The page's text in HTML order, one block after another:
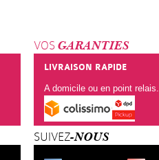
VOSGARANTIES
LIVRAISON RAPIDE
A domicile ou en point relais.
SUIVEZ -NOUS